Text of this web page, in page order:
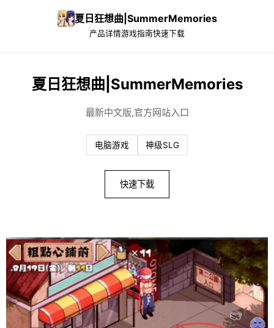
夏日狂想曲|SummerMemories
产品详情游戏指南快速下载
夏日狂想曲|SummerMemories
最新中文版,官方网站入口
电脑游戏 神级SLG
快速下载